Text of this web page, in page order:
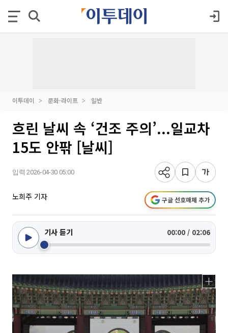
이투데이 문화·라이프 일반
흐린 날씨 속 ‘건조 주의’...일교차
15도 안팎 [날씨]
입력 2026-04-30 05:00
노희주 기자 구글 선호매체 추가
기사 듣기 00:00 / 02:06